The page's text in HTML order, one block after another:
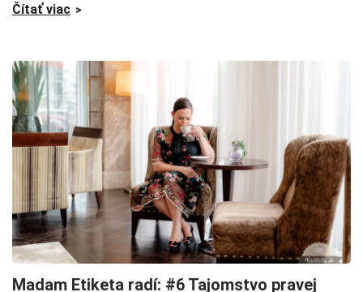
Čítať viac
Madam Etiketa radí: #6 Tajomstvo pravej